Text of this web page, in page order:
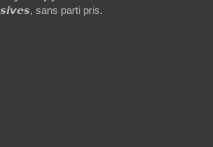
sans parti pris.